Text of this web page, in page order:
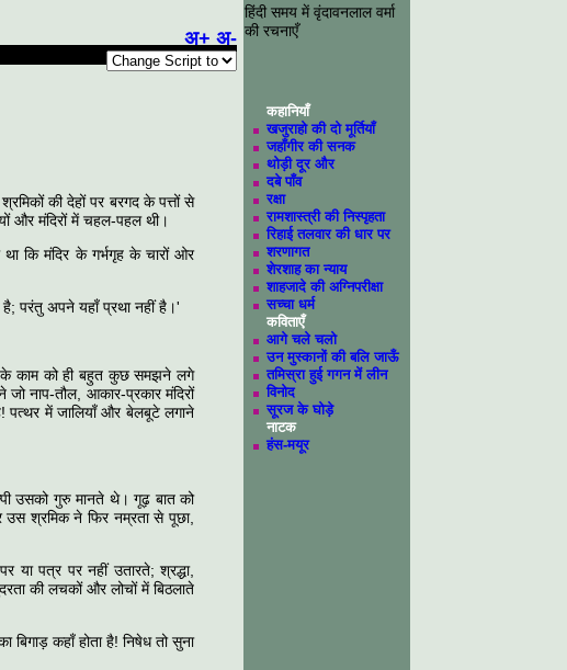
अ+ अ-
की देहों पर बरगद के पत्तों से
और मंदिरों में चहल-पहल थी।
कि मंदिर के गर्भगृह के चारों ओर
है; परंतु अपने यहाँ प्रथा नहीं है।'
के काम को ही बहुत कुछ समझने लगे
नाप-तौल, आकार-प्रकार मंदिरों
में जालियाँ और बेलबूटे लगाने
उसको गुरु मानते थे। गूढ़ बात को
श्रमिक ने फिर नम्रता से पूछा,
पत्र पर नहीं उतारते; श्रद्धा,
की लचकों और लोचों में बिठलाते
बिगाड़ कहाँ होता है! निषेध तो सुना
हिंदी समय में वृंदावनलाल वर्मा
की रचनाएँ
कहानियाँ
खजुराहो की दो मूर्तियाँ
जहाँगीर की सनक
थोड़ी दूर और
दबे पाँव
रक्षा
रामशास्त्री की निस्पृहता
रिहाई तलवार की धार पर
शरणागत
शेरशाह का न्याय
शाहजादे की अग्निपरीक्षा
सच्चा धर्म
कविताएँ
आगे चले चलो
उन मुस्कानों की बलि जाऊँ
तमिस्रा हुई गगन में लीन
विनोद
सूरज के घोड़े
नाटक
हंस-मयूर